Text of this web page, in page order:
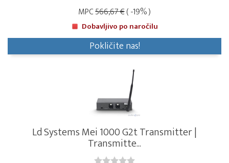
MPC566,67 €( -19% )
Dobavljivo po naročilu
Pokličite nas!
Ld Systems Mei 1000 G2t Transmitter |
Transmitte...